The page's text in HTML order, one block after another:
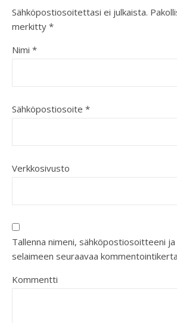
Sähköpostiosoitettasi ei julkaista.
merkitty *
Nimi *
Sähköpostiosoite *
Verkkosivusto
Tallenna nimeni, sähköpostiosoitteeni
selaimeen seuraavaa
Kommentti